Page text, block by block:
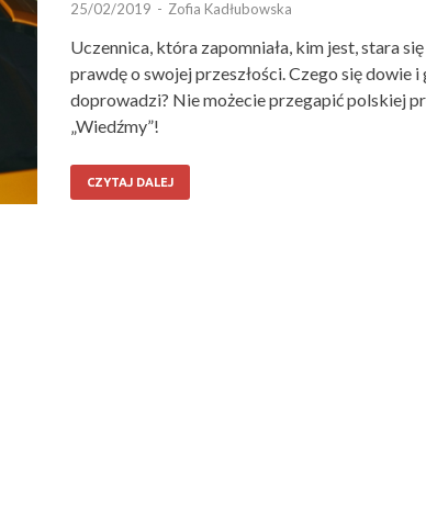
25/02/2019 - Zofia Kadłubowska
Uczennica, która zapomniała, kim jest, stara
prawdę o swojej przeszłości. Czego się dowie i
doprowadzi? Nie możecie przegapić polskiej
„Wiedźmy”!
CZYTAJ DALEJ